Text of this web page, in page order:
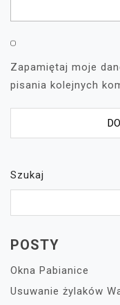
Zapamiętaj moje
pisania kolejnych
Szukaj
POSTY
Okna Pabianice
Usuwanie żylaków